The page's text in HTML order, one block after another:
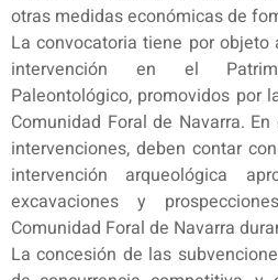
otras medidas económicas de
La convocatoria tiene por
intervención en el
Paleontológico, promovidos por
Comunidad Foral de Navarra.
intervenciones, deben contar
intervención arqueológica
excavaciones y
Comunidad Foral de Navarra
La concesión de las